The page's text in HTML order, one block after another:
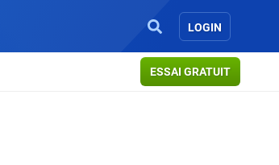
LOGIN
ESSAI GRATUIT